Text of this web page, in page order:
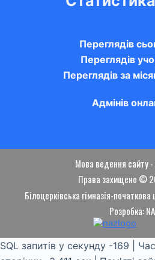
Переглядів
Переглядів
Переглядів за
Адмінів
Мова ведення сайту -
Права захищено ©
Білоцерківська гімназія-
Розробка:
SQL запитів у секунду -169 |